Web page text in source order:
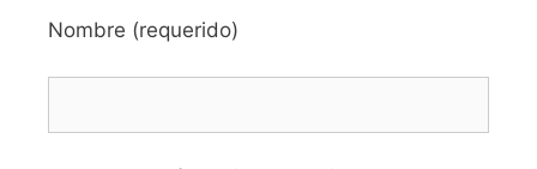
Nombre (requerido)